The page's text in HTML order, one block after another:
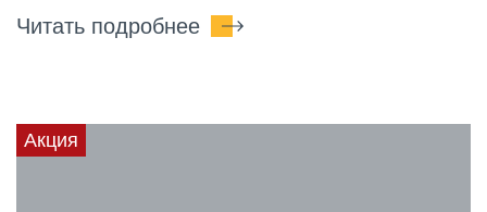
Читать подробнее
Акция